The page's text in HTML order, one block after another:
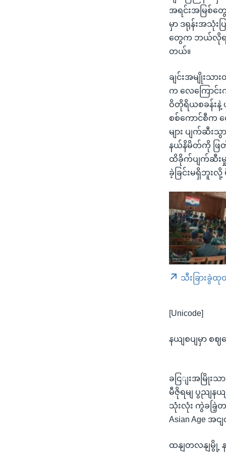
အရင်းအမြစ်တွေ
မှာ ဒရုန်းအသုံ
တွေက ဘယ်လိုရ
တယ်။
ချင်းအမျိုးသာ
က လေကြောင်
ဝိတိုရိယစခန်းနဲ့
စစ်ကောင်စီက
များ ပျက်ဆီ
နယ်နိမိတ်ကို ဖြတ်
ထိခိုက်ပျက်ဆီး
ခဲ့ခြင်းမရှိဘူးလို့
သီးခြားခွဲ
[Unicode]
နယျစပျမှာ စဈ
ခငြျးအမြိုးသ
မီဇိုရမျ ပွညျနယ
သုံးလုံး ကွဲခခြဲ့တ
Asian Age အ
ထနျတလနျမွို့ န